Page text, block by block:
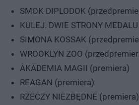
SMOK DIPLODOK
KULEJ. DWIE STRONY
SIMONA KOSSAK
WROOKLYN ZOO
AKADEMIA MAGII (premiera)
REAGAN (premiera)
RZECZY NIEZBĘDNE (premiera)